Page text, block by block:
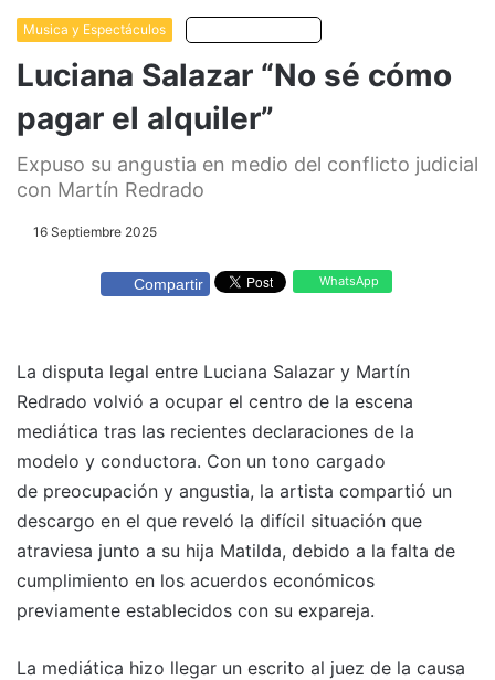
Musica y Espectáculos
Luciana Salazar “No sé cómo
pagar el alquiler”
Expuso su angustia en medio del conflicto judicial
con Martín Redrado
16 Septiembre 2025
Compartir WhatsApp
La disputa legal entre Luciana Salazar y Martín
Redrado volvió a ocupar el centro de la escena
mediática tras las recientes declaraciones de la
modelo y conductora. Con un tono cargado
de preocupación y angustia, la artista compartió un
descargo en el que reveló la difícil situación que
atraviesa junto a su hija Matilda, debido a la falta de
cumplimiento en los acuerdos económicos
previamente establecidos con su expareja.
La mediática hizo llegar un escrito al juez de la causa